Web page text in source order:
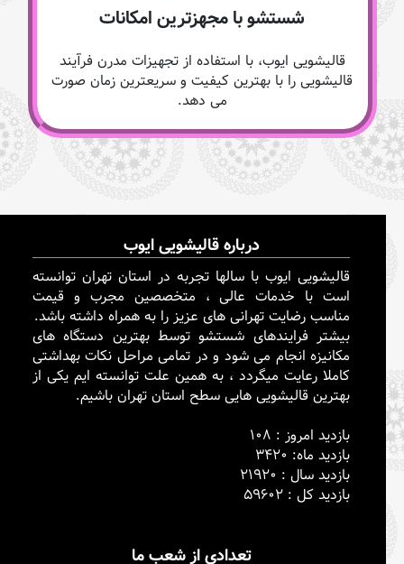
شستشو با مجهزترین امکانات
قالیشویی ایوب، با استفاده از تجهیزات مدرن فرآیند
قالیشویی را با بهترین کیفیت و سریعترین زمان صورت
می دهد.
درباره قالیشویی ایوب
قالیشویی ایوب با سالها تجربه در استان تهران توانسته
است با خدمات عالی ، متخصصین مجرب و قیمت
مناسب رضایت تهرانی های عزیز را به همراه داشته باشد.
بیشتر فرایندهای شستشو توسط بهترین دستگاه های
مکانیزه انجام می شود و در تمامی مراحل نکات بهداشتی
کاملا رعایت میگردد ، به همین علت توانسته ایم یکی از
بهترین قالیشویی هایی سطح استان تهران باشیم.
بازدید امروز : 108
بازدید ماه: 3420
بازدید سال : 21920
بازدید کل : 59602
تعدادی از شعب ما